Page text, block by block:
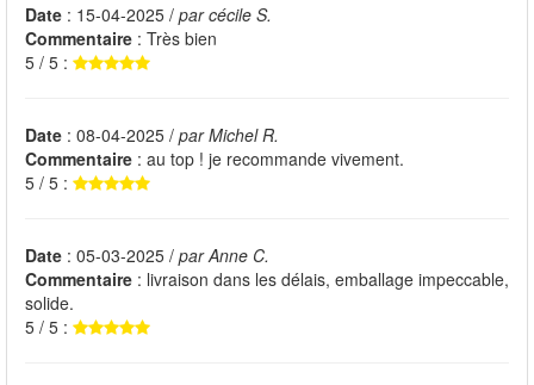
Date : 15-04-2025 / par cécile S.
Commentaire : Très bien
5 / 5 :
Date : 08-04-2025 / par Michel R.
Commentaire : au top ! je recommande vivement.
5 / 5 :
Date : 05-03-2025 / par Anne C.
Commentaire : livraison dans les délais, emballage impeccable,
solide.
5 / 5 :